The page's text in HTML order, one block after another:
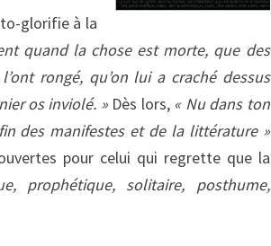
glorifie à la
quand la chose est morte, que des
rongé, qu’on lui a craché dessus
os inviolé. » Dès lors, « Nu dans ton
des manifestes et de la littérature »
pour celui qui regrette que la
prophétique, solitaire, posthume,